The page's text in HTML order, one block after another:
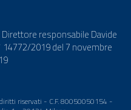
responsabile Davide
14772/2019 del 7 novembre
riservati - C.F. 80050050154 -